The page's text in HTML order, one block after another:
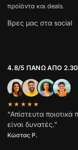
προϊόντα και deals.
Βρες μας στα social
4.8/5 ΠΆΝΩ ΑΠΌ
★★★★★
“Απίστευτα ποιοτικά
είναι δυνατές.”
Κώστας Ρ.